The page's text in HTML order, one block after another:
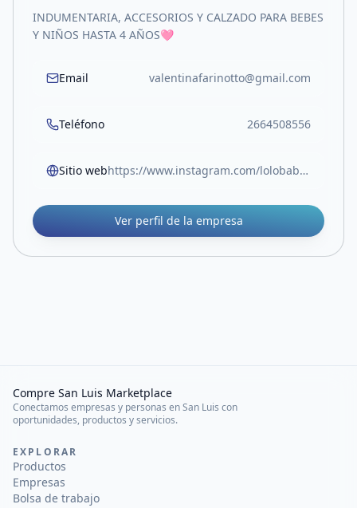
INDUMENTARIA, ACCESORIOS Y CALZADO PARA BEBES
Y NIÑOS HASTA 4 AÑOS🩷
Email valentinafarinotto@gmail.com
Teléfono 2664508556
Sitio web https://www.instagram.com/lolobabys_sl?igsh=MThpamNyaTAwNGZxcA==
Ver perfil de la empresa
Compre San Luis Marketplace
Conectamos empresas y personas en San Luis con
oportunidades, productos y servicios.
EXPLORAR
Productos
Empresas
Bolsa de trabajo